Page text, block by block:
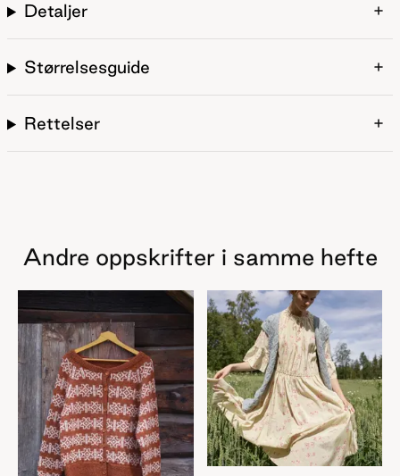
Detaljer
Størrelsesguide
Rettelser
Andre oppskrifter i samme hefte